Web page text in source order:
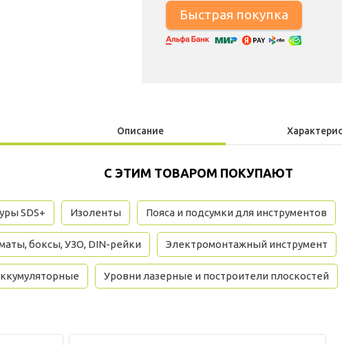
Описание
С ЭТИМ ТОВАРОМ ПОКУПАЮТ
SDS+ Изоленты Пояса и подсумки для инструментов
боксы, УЗО, DIN-рейки Электромонтажный инструмент
Уровни лазерные и построители плоскостей